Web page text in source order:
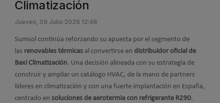
Climatización
Jueves, 09 Julio 2026 12:48
Sumsol continúa reforzando su apuesta por el segmento de
las renovables térmicas al convertirse en distribuidor oficial de
Baxi Climatización. Una decisión alineada con su estrategia de
construir y ampliar un catálogo HVAC, de la mano de partners
líderes en climatización y con una fuerte implantación en España,
centrado en soluciones de aerotermia con refrigerante R290.